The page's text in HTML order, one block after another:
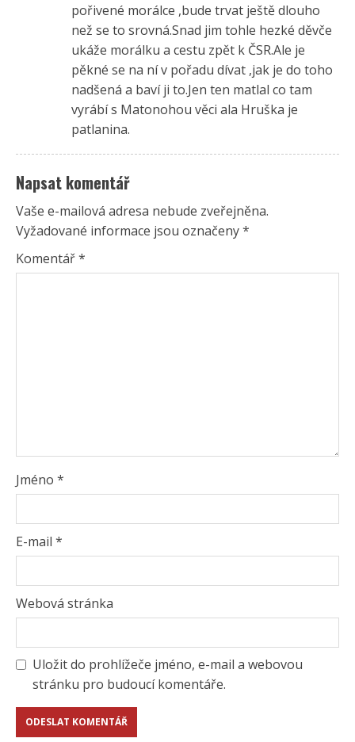
pořivené morálce ,bude trvat ještě dlouho
než se to srovná.Snad jim tohle hezké děvče
ukáže morálku a cestu zpět k ČSR.Ale je
pěkné se na ní v pořadu dívat ,jak je do toho
nadšená a baví ji to.Jen ten matlal co tam
vyrábí s Matonohou věci ala Hruška je
patlanina.
Napsat komentář
Vaše e-mailová adresa nebude zveřejněna.
Vyžadované informace jsou označeny*
Komentář*
Jméno *
E-mail *
Webová stránka
Uložit do prohlížeče jméno, e-mail a webovou
stránku pro budoucí komentáře.